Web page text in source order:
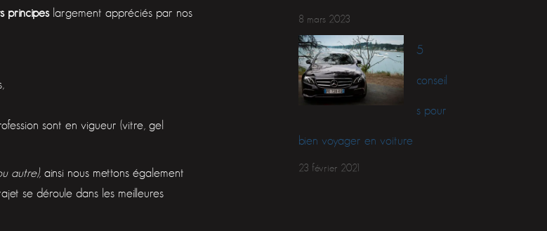
principeslargement appréciés par nos
sont en vigueur (vitre, gel
autre), ainsi nous mettons également
se déroule dans les meilleures
8 mars 2023
5
conseil
s pour
bien voyager en voiture
23 février 2021